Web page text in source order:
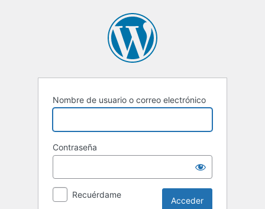
Nombre de usuario o correo electrónico
Contraseña
Recuérdame